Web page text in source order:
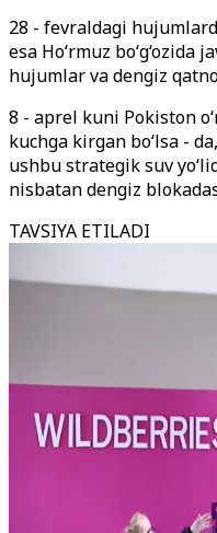
28 - fevraldagi
esa Ho‘rmuz bo‘g‘ozida
hujumlar va dengiz
8 - aprel kuni Pokiston o
kuchga kirgan bo‘lsa -
ushbu strategik suv
nisbatan dengiz
TAVSIYA ETILADI